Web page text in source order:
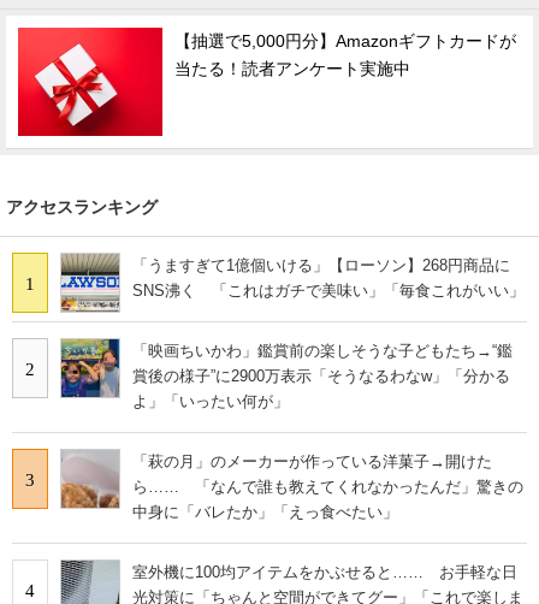
【抽選で5,000円分】Amazonギフトカードが
当たる！読者アンケート実施中
アクセスランキング
1
「うますぎて1億個いける」【ローソン】268円商品に
SNS沸く 「これはガチで美味い」「毎食これがいい」
2
「映画ちいかわ」鑑賞前の楽しそうな子どもたち→“鑑
賞後の様子”に2900万表示「そうなるわなw」「分かる
よ」「いったい何が」
3
「萩の月」のメーカーが作っている洋菓子→開けた
ら…… 「なんで誰も教えてくれなかったんだ」驚きの
中身に「バレたか」「えっ食べたい」
4
室外機に100均アイテムをかぶせると…… お手軽な日
光対策に「ちゃんと空間ができてグー」「これで楽しま